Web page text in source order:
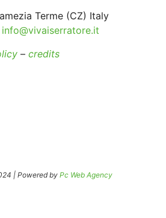
Terme (CZ) Italy
info@vivaiserratore.it
– credits
| Powered by Pc Web Agency